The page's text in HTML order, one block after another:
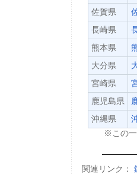
佐賀県
長崎県
熊本県
大分県
宮崎県
鹿児島県
沖縄県
※この
関連リンク：